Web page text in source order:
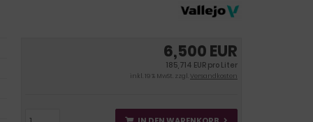
6,500 EUR
185,714 EUR pro Liter
inkl. 19 % MwSt. zzgl.Versandkosten